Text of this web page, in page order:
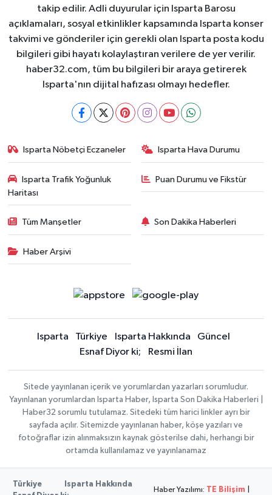
takip edilir. Adli duyurular için Isparta Barosu
açıklamaları, sosyal etkinlikler kapsamında Isparta konser
takvimi ve gönderiler için gerekli olan Isparta posta kodu
bilgileri gibi hayatı kolaylaştıran verilere de yer verilir.
haber32.com, tüm bu bilgileri bir araya getirerek
Isparta'nın dijital hafızası olmayı hedefler.
Isparta Nöbetçi Eczaneler Isparta Hava Durumu
Isparta Trafik Yoğunluk
Haritası
Puan Durumu ve Fikstür
Tüm Manşetler Son Dakika Haberleri
Haber Arşivi
Isparta Türkiye Isparta Hakkında
Güncel
Esnaf Diyor ki;
Resmi İlan
Sitede yayınlanan içerik ve yorumlardan yazarları sorumludur.
Yayınlanan yorumlardan Isparta Haber, Isparta Son Dakika Haberleri |
Haber32 sorumlu tutulamaz. Sitedeki tüm harici linkler ayrı bir
sayfada açılır. Sitemizde yayınlanan haber, köşe yazıları ve
fotoğraflar izin alınmaksızın kaynak gösterilse dahi, herhangi bir
ortamda kullanılamaz ve yayınlanamaz
Türkiye
Isparta Hakkında
Haber Yazılımı: TE Bilişim